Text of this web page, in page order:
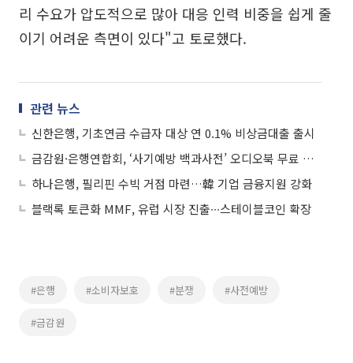
리 수요가 압도적으로 많아 대응 인력 비중을 쉽게 줄
이기 어려운 측면이 있다"고 토로했다.
관련 뉴스
신한은행, 기초연금 수급자 대상 연 0.1% 비상금대출 출시
금감원·은행연합회, ‘사기예방 백과사전’ 오디오북 무료 배포
하나은행, 필리핀 수빅 거점 마련…韓 기업 금융지원 강화
블랙록 토큰화 MMF, 유럽 시장 진출∙∙∙스테이블코인 확장
#은행 #소비자보호 #분쟁 #사전예방
#금감원